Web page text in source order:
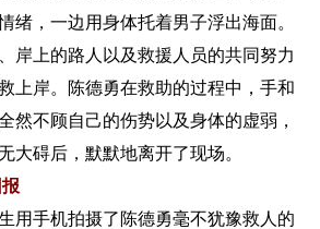
绪，一边用身体托着男子浮出海面。
上的路人以及救援人员的共同努力
上岸。陈德勇在救助的过程中，手和
然不顾自己的伤势以及身体的虚弱，
大碍后，默默地离开了现场。
手机拍摄了陈德勇毫不犹豫救人的